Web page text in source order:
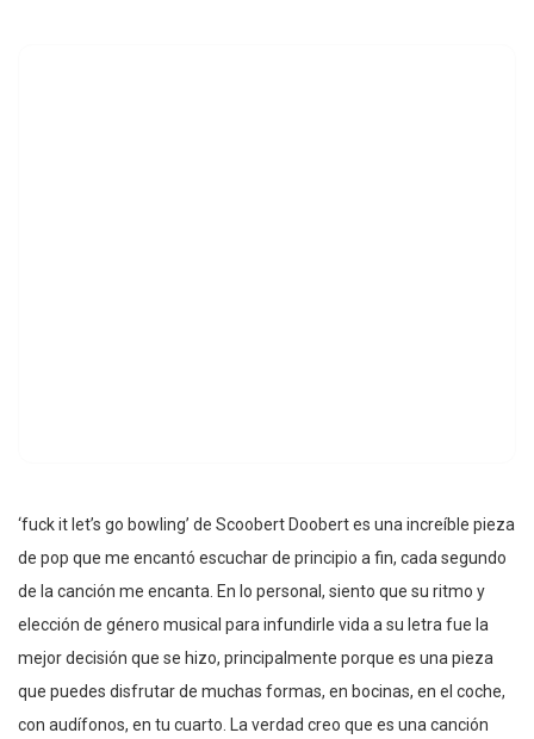
‘fuck it let’s go bowling’ de Scoobert Doobert es una increíble pieza
de pop que me encantó escuchar de principio a fin, cada segundo
de la canción me encanta. En lo personal, siento que su ritmo y
elección de género musical para infundirle vida a su letra fue la
mejor decisión que se hizo, principalmente porque es una pieza
que puedes disfrutar de muchas formas, en bocinas, en el coche,
con audífonos, en tu cuarto. La verdad creo que es una canción